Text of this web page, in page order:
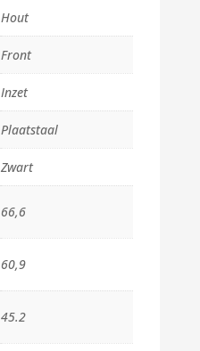
Hout
Front
Inzet
Plaatstaal
Zwart
66,6
60,9
45.2